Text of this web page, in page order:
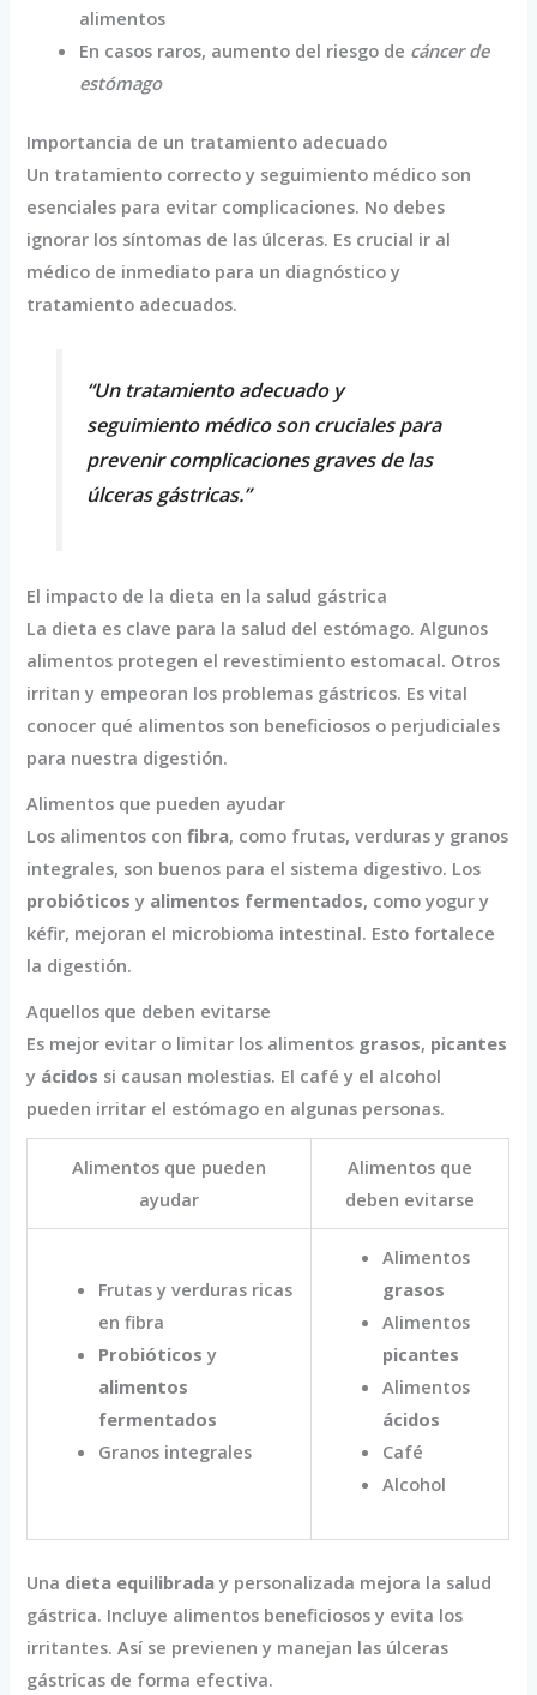
alimentos
En casos raros, aumento del riesgo de cáncer de
estómago
Importancia de un tratamiento adecuado
Un tratamiento correcto y seguimiento médico son
esenciales para evitar complicaciones. No debes
ignorar los síntomas de las úlceras. Es crucial ir al
médico de inmediato para un diagnóstico y
tratamiento adecuados.
“Un tratamiento adecuado y
seguimiento médico son cruciales para
prevenir complicaciones graves de las
úlceras gástricas.”
El impacto de la dieta en la salud gástrica
La dieta es clave para la salud del estómago. Algunos
alimentos protegen el revestimiento estomacal. Otros
irritan y empeoran los problemas gástricos. Es vital
conocer qué alimentos son beneficiosos o perjudiciales
para nuestra digestión.
Alimentos que pueden ayudar
Los alimentos confibra, como frutas, verduras y granos
integrales, son buenos para el sistema digestivo. Los
probióticos y alimentos fermentados, como yogur y
kéfir, mejoran el microbioma intestinal. Esto fortalece
la digestión.
Aquellos que deben evitarse
Es mejor evitar o limitar los alimentos grasos, picantes
y ácidos si causan molestias. El café y el alcohol
pueden irritar el estómago en algunas personas.
Alimentos que pueden
ayudar
Alimentos que
deben evitarse
Frutas y verduras ricas
en fibra
Probióticos y
alimentos
fermentados
Granos integrales
Alimentos
grasos
Alimentos
picantes
Alimentos
ácidos
Café
Alcohol
Una dieta equilibrada y personalizada mejora la salud
gástrica. Incluye alimentos beneficiosos y evita los
irritantes. Así se previenen y manejan las úlceras
gástricas de forma efectiva.